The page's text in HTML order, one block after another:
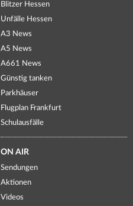
Blitzer Hessen
Unfälle Hessen
A3 News
A5 News
A661 News
Günstig tanken
Parkhäuser
Flugplan Frankfurt
Schulausfälle
ON AIR
Sendungen
Aktionen
Videos